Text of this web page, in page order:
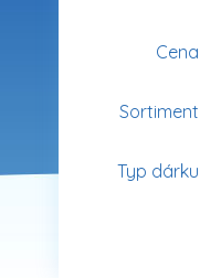
Cena
Sortiment
Typ dárku